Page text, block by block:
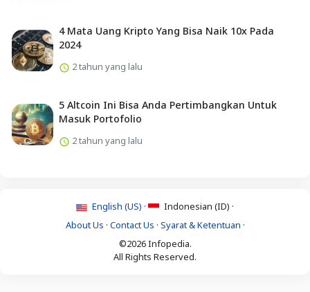
4 Mata Uang Kripto Yang Bisa Naik 10x Pada
2024
2 tahun yang lalu
5 Altcoin Ini Bisa Anda Pertimbangkan Untuk
Masuk Portofolio
2 tahun yang lalu
English (US) ·
Indonesian (ID) ·
About Us · Contact Us · Syarat & Ketentuan ·
©2026 Infopedia.
All Rights Reserved.